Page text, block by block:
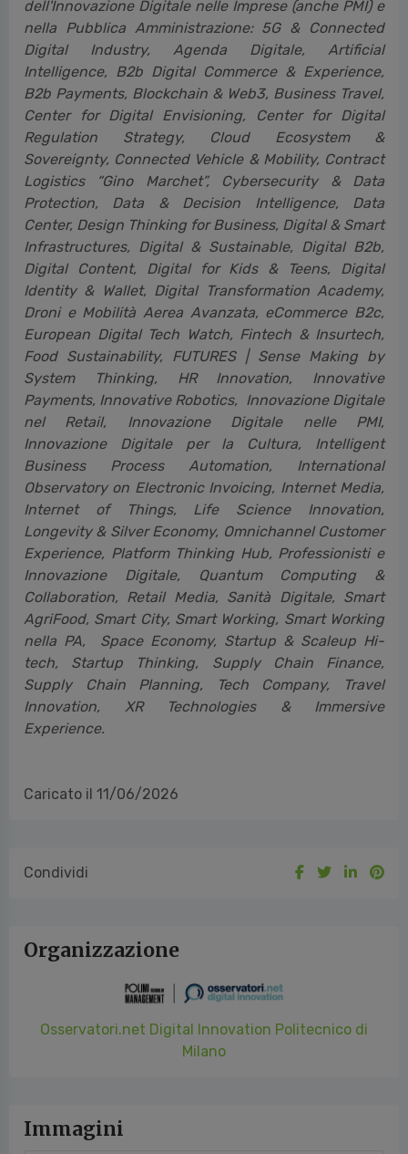
dell'Innovazione Digitale nelle Imprese (anche PMI) e
nella Pubblica Amministrazione: 5G & Connected
Digital Industry, Agenda Digitale, Artificial
Intelligence, B2b Digital Commerce & Experience,
B2b Payments, Blockchain & Web3, Business Travel,
Center for Digital Envisioning, Center for Digital
Regulation Strategy, Cloud Ecosystem &
Sovereignty, Connected Vehicle & Mobility, Contract
Logistics “Gino Marchet”, Cybersecurity & Data
Protection, Data & Decision Intelligence, Data
Center, Design Thinking for Business, Digital & Smart
Infrastructures, Digital & Sustainable, Digital B2b,
Digital Content, Digital for Kids & Teens, Digital
Identity & Wallet, Digital Transformation Academy,
Droni e Mobilità Aerea Avanzata, eCommerce B2c,
European Digital Tech Watch, Fintech & Insurtech,
Food Sustainability, FUTURES | Sense Making by
System Thinking, HR Innovation, Innovative
Payments, Innovative Robotics, Innovazione Digitale
nel Retail, Innovazione Digitale nelle PMI,
Innovazione Digitale per la Cultura, Intelligent
Business Process Automation, International
Observatory on Electronic Invoicing, Internet Media,
Internet of Things, Life Science Innovation,
Longevity & Silver Economy, Omnichannel Customer
Experience, Platform Thinking Hub, Professionisti e
Innovazione Digitale, Quantum Computing &
Collaboration, Retail Media, Sanità Digitale, Smart
AgriFood, Smart City, Smart Working, Smart Working
nella PA, Space Economy, Startup & Scaleup Hi-
tech, Startup Thinking, Supply Chain Finance,
Supply Chain Planning, Tech Company, Travel
Innovation, XR Technologies & Immersive
Experience.
Caricato il 11/06/2026
Condividi
Organizzazione
Osservatori.net Digital Innovation Politecnico di
Milano
Immagini